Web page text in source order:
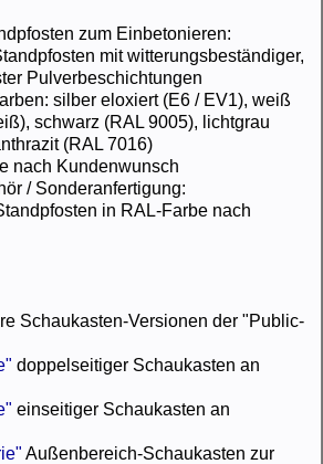
zum Einbetonieren:
mit witterungsbeständiger,
Pulverbeschichtungen
silber eloxiert (E6 / EV1), weiß
schwarz (RAL 9005), lichtgrau
(RAL 7016)
nach Kundenwunsch
/ Sonderanfertigung:
in RAL-Farbe nach
Schaukasten-Versionen der "Public-
doppelseitiger Schaukasten an
einseitiger Schaukasten an
Außenbereich-Schaukasten zur